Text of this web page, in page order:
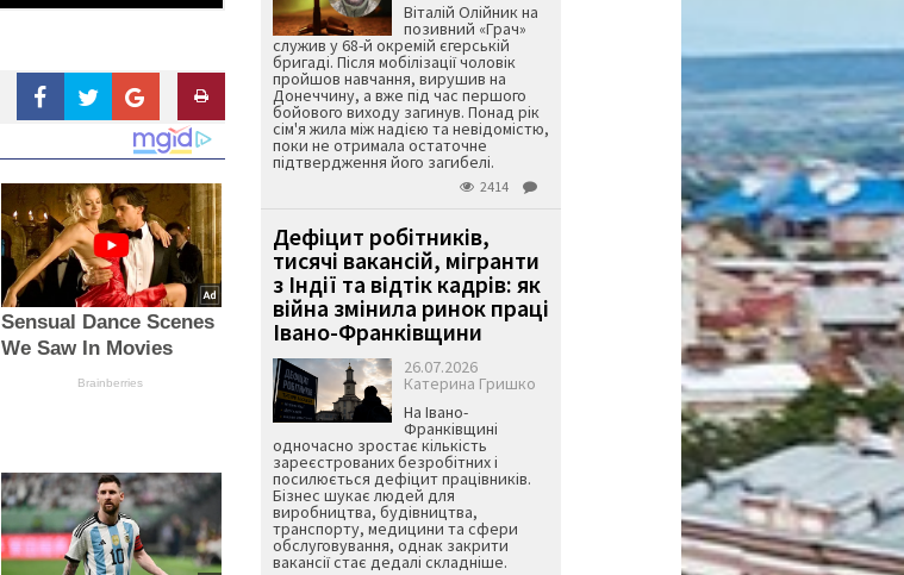
Sensual Dance Scenes
We Saw In Movies
Brainberries
Віталій Олійник на
позивний «Грач»
служив у 68-й окремій єгерській
бригаді. Після мобілізації чоловік
пройшов навчання, вирушив на
Донеччину, а вже під час першого
бойового виходу загинув. Понад рік
сім'я жила між надією та невідомістю,
поки не отримала остаточне
підтвердження його загибелі.
2414
Дефіцит робітників,
тисячі вакансій, мігранти
з Індії та відтік кадрів: як
війна змінила ринок праці
Івано-Франківщини
26.07.2026
Катерина Гришко
На Івано-
Франківщині
одночасно зростає кількість
зареєстрованих безробітних і
посилюється дефіцит працівників.
Бізнес шукає людей для
виробництва, будівництва,
транспорту, медицини та сфери
обслуговування, однак закрити
вакансії стає дедалі складніше.